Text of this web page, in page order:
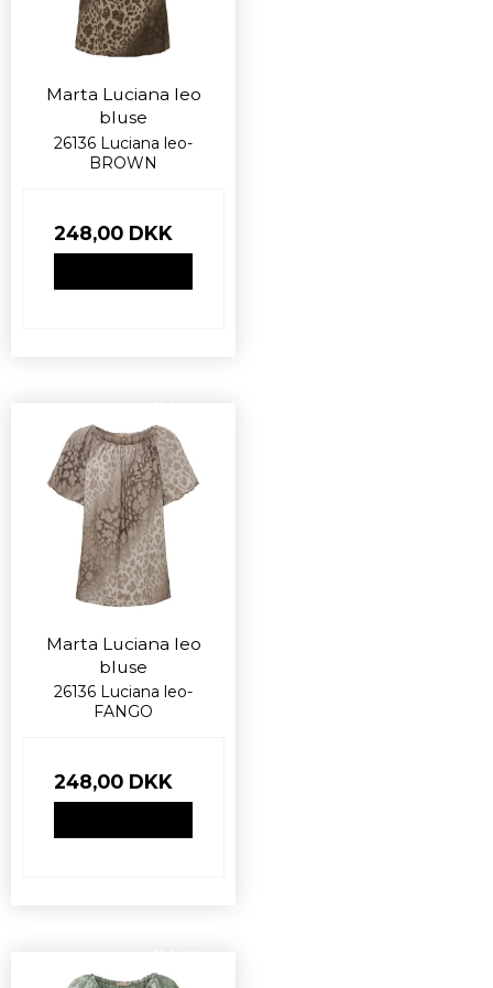
Marta Luciana leo
bluse
26136 Luciana leo-
BROWN
248,00 DKK
Marta Luciana leo
bluse
26136 Luciana leo-
FANGO
248,00 DKK